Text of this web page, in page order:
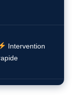
Intervention